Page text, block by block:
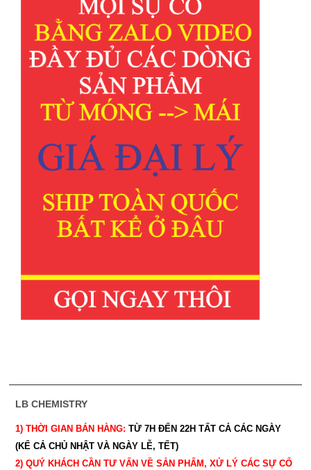
LB CHEMISTRY
1) THỜI GIAN BÁN HÀNG: TỪ 7H ĐẾN 22H TẤT CẢ CÁC NGÀY
(KỂ CẢ CHỦ NHẬT VÀ NGÀY LỄ, TẾT)
2) QUÝ KHÁCH CẦN TƯ VẤN VỀ SẢN PHẨM, XỬ LÝ CÁC SỰ CỐ